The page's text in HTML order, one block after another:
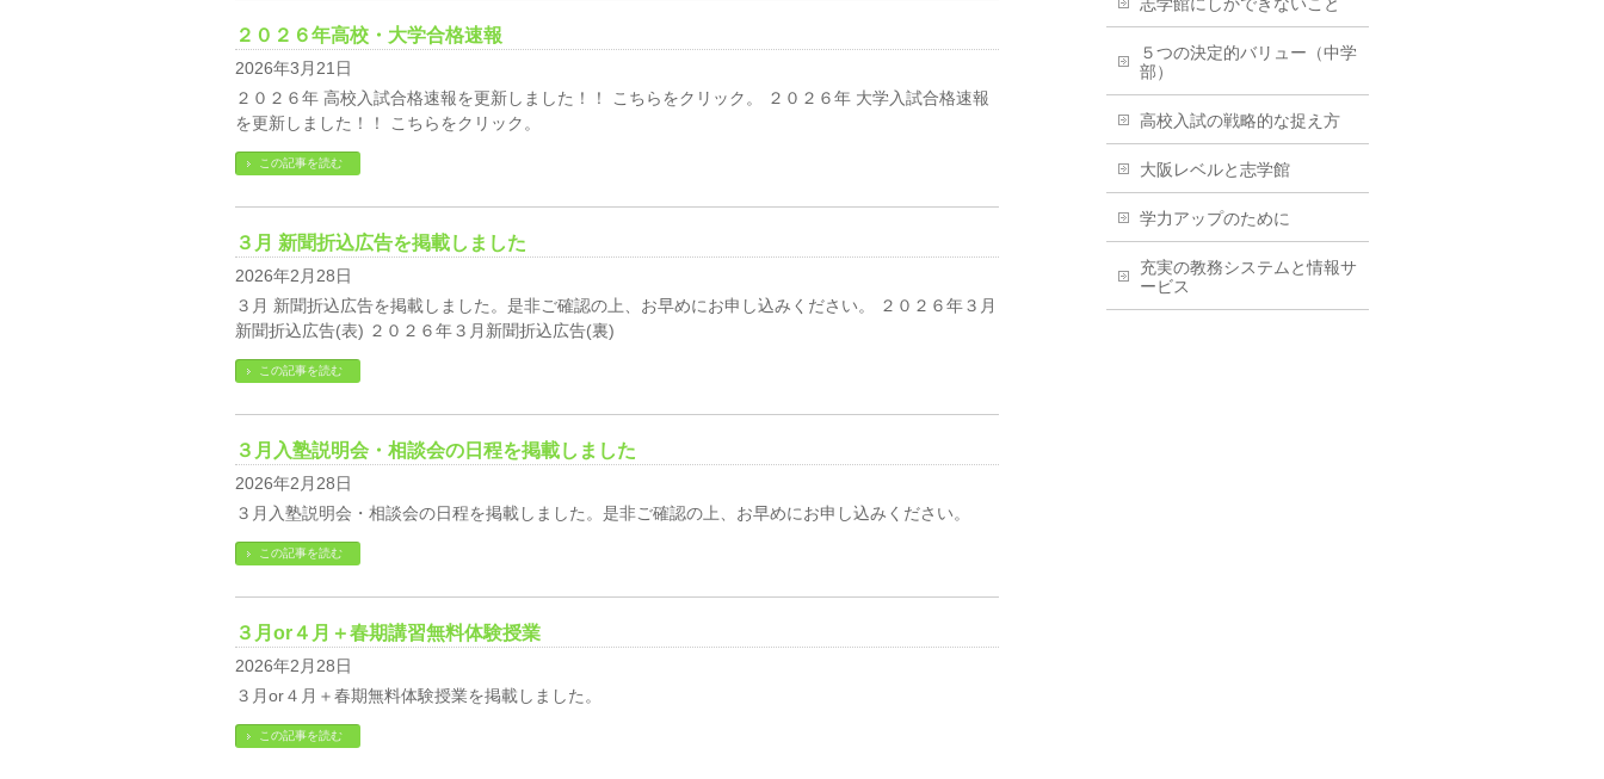
２０２６年高校・大学合格速報
2026年3月21日
２０２６年 高校入試合格速報を更新しました！！ こちらをクリック。 ２０２６年 大学入試合格速報
を更新しました！！ こちらをクリック。
この記事を読む
３月 新聞折込広告を掲載しました
2026年2月28日
３月 新聞折込広告を掲載しました。是非ご確認の上、お早めにお申し込みください。 ２０２６年３月
新聞折込広告(表) ２０２６年３月新聞折込広告(裏)
この記事を読む
３月入塾説明会・相談会の日程を掲載しました
2026年2月28日
３月入塾説明会・相談会の日程を掲載しました。是非ご確認の上、お早めにお申し込みください。
この記事を読む
３月or４月＋春期講習無料体験授業
2026年2月28日
３月or４月＋春期無料体験授業を掲載しました。
この記事を読む
５つの決定的バリュー（中学
部）
高校入試の戦略的な捉え方
大阪レベルと志学館
学力アップのために
充実の教務システムと情報サ
ービス